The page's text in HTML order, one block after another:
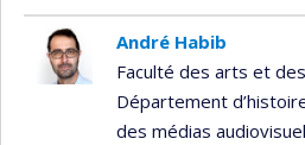
André Habib
Faculté des arts et
Département
des médias